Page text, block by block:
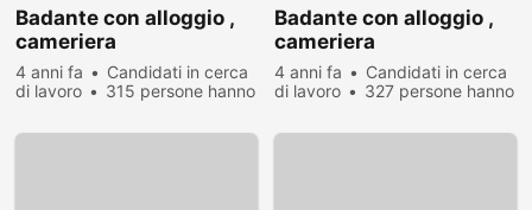
Badante con alloggio ,
cameriera
4 anni fa
Candidati in cerca
di lavoro
315 persone hanno
Badante con alloggio ,
cameriera
4 anni fa
Candidati in cerca
di lavoro
327 persone hanno